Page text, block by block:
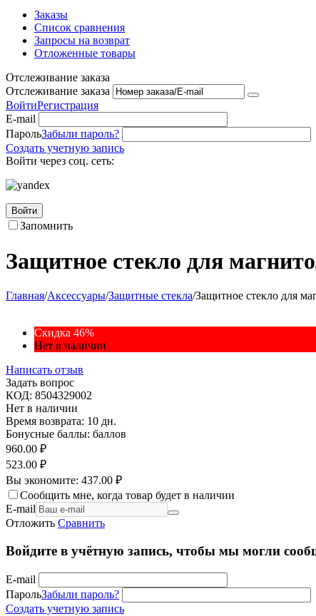
Заказы
Список сравнения
Запросы на возврат
Отложенные товары
Отслеживание заказа
Отслеживание заказа
ВойтиРегистрация
E-mail
ПарольЗабыли пароль?
Создать учетную запись
Войти через соц. сеть:
Войти
Запомнить
Защитное стекло для
Главная/Аксессуары/Защитные стекла/Защитное стекло для
Скидка 46%
Нет в наличии
Написать отзыв
Задать вопрос
КОД: 8504329002
Нет в наличии
Время возврата: 10 дн.
Бонусные баллы: баллов
960.00 ₽
523.00 ₽
Вы экономите: 437.00 ₽
Сообщить мне, когда товар будет в наличии
E-mail
Отложить Сравнить
Войдите в учётную запись, чтобы мы могли
E-mail
ПарольЗабыли пароль?
Создать учетную запись